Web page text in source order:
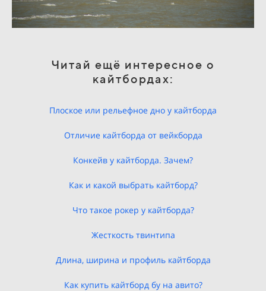
Читай ещё интересное о
кайтбордах:
Плоское или рельефное дно у кайтборда
Отличие кайтборда от вейкборда
Конкейв у кайтборда. Зачем?
Как и какой выбрать кайтборд?
Что такое рокер у кайтборда?
Жесткость твинтипа
Длина, ширина и профиль кайтборда
Как купить кайтборд бу на авито?